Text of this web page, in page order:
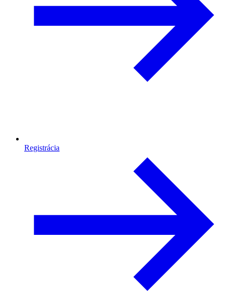
Registrácia